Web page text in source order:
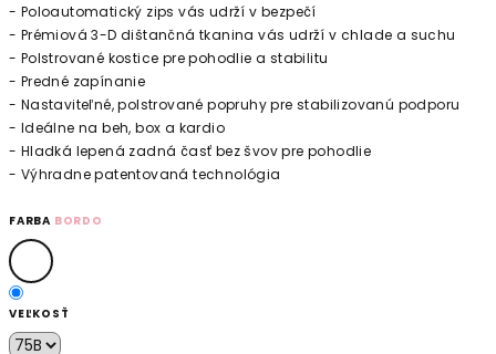
- Poloautomatický zips vás udrží v bezpečí
- Prémiová 3-D dištančná tkanina vás udrží v chlade a suchu
- Polstrované kostice pre pohodlie a stabilitu
- Predné zapínanie
- Nastaviteľné, polstrované popruhy pre stabilizovanú podporu
- Ideálne na beh, box a kardio
- Hladká lepená zadná časť bez švov pre pohodlie
- Výhradne patentovaná technológia
FARBA BORDO
VEĽKOSŤ